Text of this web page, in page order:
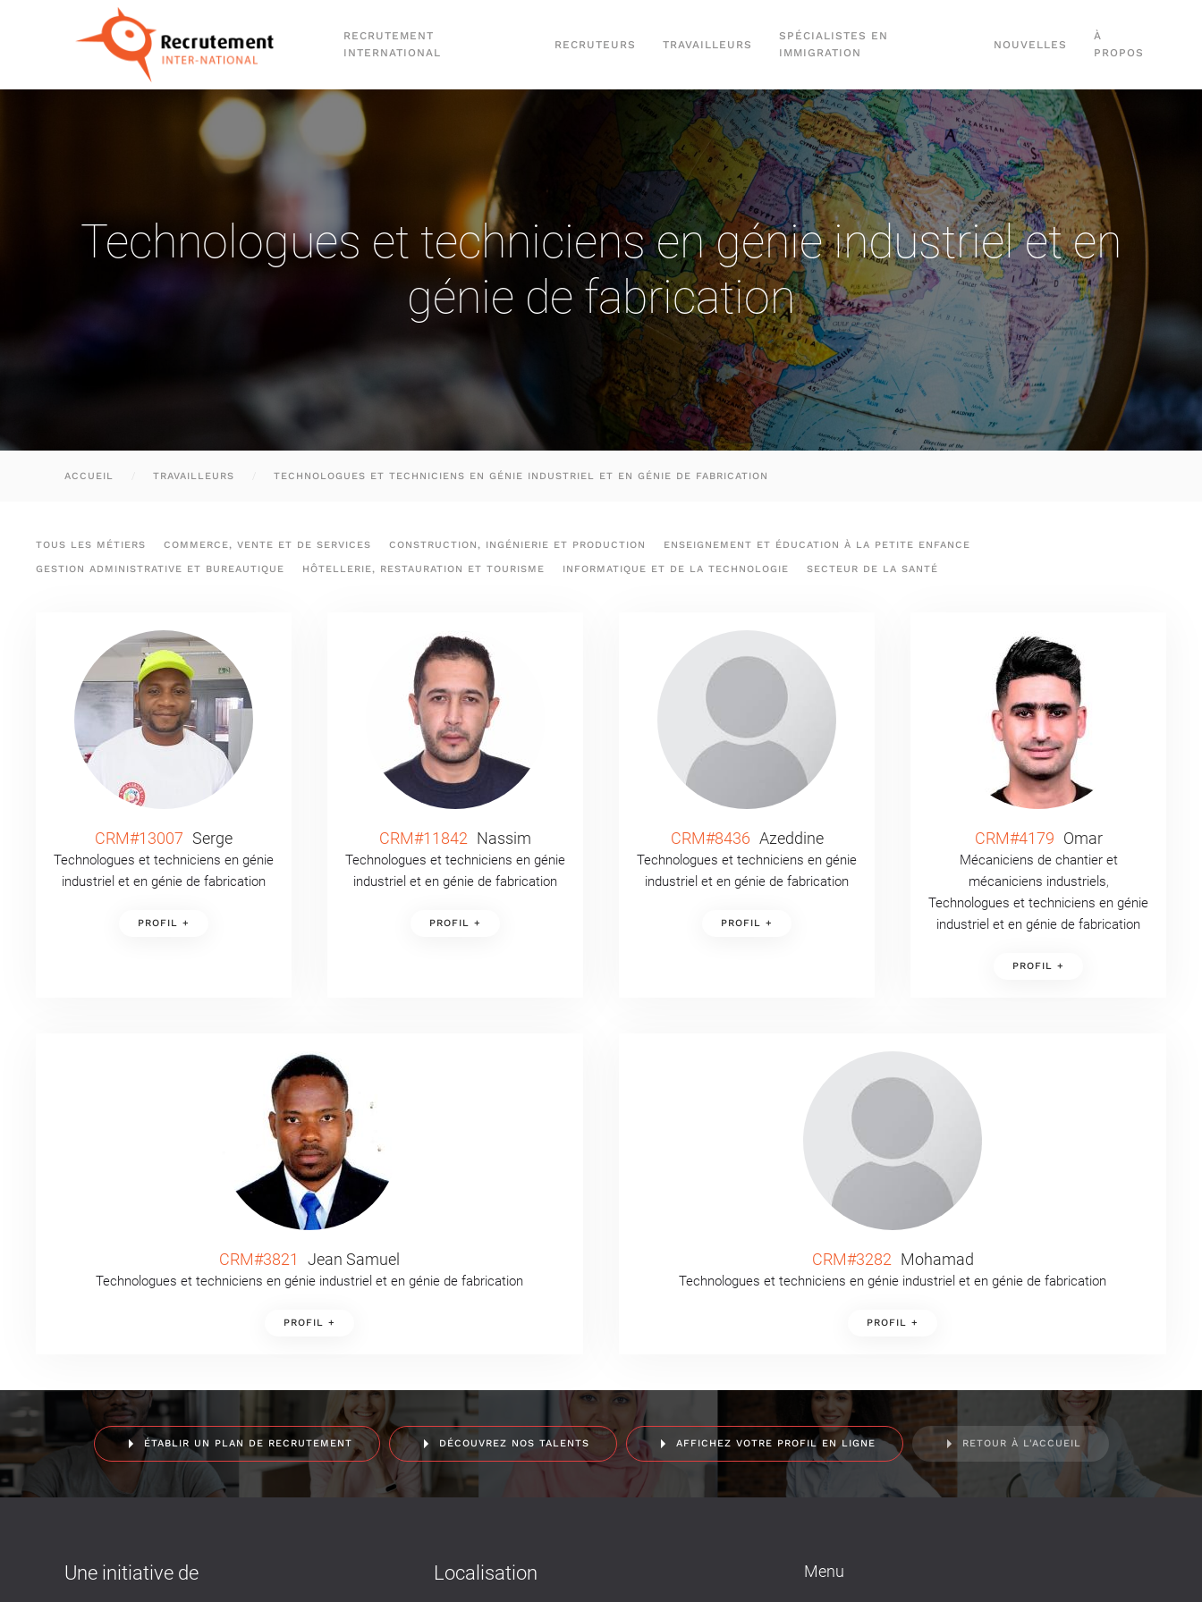
Passer au contenu principal
RECRUTEMENT
INTERNATIONAL
RECRUTEURS TRAVAILLEURS
SPÉCIALISTES EN
IMMIGRATION
NOUVELLES
À
PROPOS
Technologues et techniciens en génie industriel et en
génie de fabrication
ACCUEIL TRAVAILLEURS TECHNOLOGUES ET TECHNICIENS EN GÉNIE INDUSTRIEL ET EN GÉNIE DE FABRICATION
TOUS LES MÉTIERS COMMERCE, VENTE ET DE SERVICES CONSTRUCTION, INGÉNIERIE ET PRODUCTION ENSEIGNEMENT ET ÉDUCATION À LA PETITE ENFANCE
GESTION ADMINISTRATIVE ET BUREAUTIQUE HÔTELLERIE, RESTAURATION ET TOURISME INFORMATIQUE ET DE LA TECHNOLOGIE SECTEUR DE LA SANTÉ
CRM#13007 Serge
Technologues et techniciens en génie
industriel et en génie de fabrication
PROFIL +
CRM#11842 Nassim
Technologues et techniciens en génie
industriel et en génie de fabrication
PROFIL +
CRM#8436 Azeddine
Technologues et techniciens en génie
industriel et en génie de fabrication
PROFIL +
CRM#4179 Omar
Mécaniciens de chantier et
mécaniciens industriels,
Technologues et techniciens en génie
industriel et en génie de fabrication
PROFIL +
CRM#3821 Jean Samuel
Technologues et techniciens en génie industriel et en génie de fabrication
PROFIL +
CRM#3282 Mohamad
Technologues et techniciens en génie industriel et en génie de fabrication
PROFIL +
ÉTABLIR UN PLAN DE RECRUTEMENT DÉCOUVREZ NOS TALENTS AFFICHEZ VOTRE PROFIL EN LIGNE RETOUR À L'ACCUEIL
Une initiative de Localisation Menu